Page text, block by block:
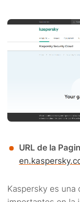
URL de la
Kaspersky es una